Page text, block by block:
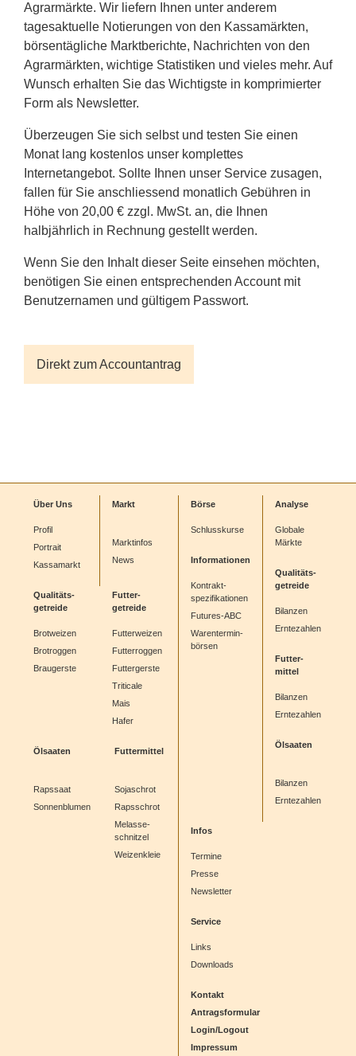
Agrarmärkte. Wir liefern Ihnen unter anderem
tagesaktuelle Notierungen von den Kassamärkten,
börsentägliche Marktberichte, Nachrichten von den
Agrarmärkten, wichtige Statistiken und vieles mehr. Auf
Wunsch erhalten Sie das Wichtigste in komprimierter
Form als Newsletter.
Überzeugen Sie sich selbst und testen Sie einen
Monat lang kostenlos unser komplettes
Internetangebot. Sollte Ihnen unser Service zusagen,
fallen für Sie anschliessend monatlich Gebühren in
Höhe von 20,00 € zzgl. MwSt. an, die Ihnen
halbjährlich in Rechnung gestellt werden.
Wenn Sie den Inhalt dieser Seite einsehen möchten,
benötigen Sie einen entsprechenden Account mit
Benutzernamen und gültigem Passwort.
Direkt zum Accountantrag
Über Uns
Profil
Portrait
Kassamarkt
Markt
Marktinfos
News
Qualitäts-
getreide
Brotweizen
Brotroggen
Braugerste
Futter-
getreide
Futterweizen
Futterroggen
Futtergerste
Triticale
Mais
Hafer
Ölsaaten
Rapssaat
Sonnenblumen
Futtermittel
Sojaschrot
Rapsschrot
Melasse-
schnitzel
Weizenkleie
Börse
Schlusskurse
Informationen
Kontrakt-
spezifikationen
Futures-ABC
Warentermin-
börsen
Analyse
Globale
Märkte
Qualitäts-
getreide
Bilanzen
Erntezahlen
Futter-
mittel
Bilanzen
Erntezahlen
Ölsaaten
Bilanzen
Erntezahlen
Infos
Termine
Presse
Newsletter
Service
Links
Downloads
Kontakt
Antragsformular
Login/Logout
Impressum